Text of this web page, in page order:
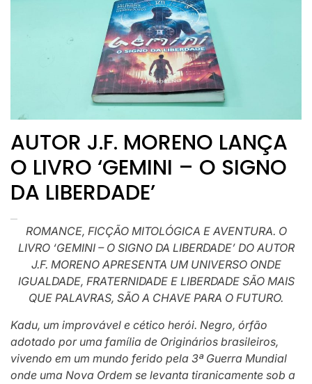
AUTOR J.F. MORENO LANÇA
O LIVRO ‘GEMINI – O SIGNO
DA LIBERDADE’
ROMANCE, FICÇÃO MITOLÓGICA E AVENTURA. O
LIVRO ‘GEMINI – O SIGNO DA LIBERDADE’ DO AUTOR
J.F. MORENO APRESENTA UM UNIVERSO ONDE
IGUALDADE, FRATERNIDADE E LIBERDADE SÃO MAIS
QUE PALAVRAS, SÃO A CHAVE PARA O FUTURO.
Kadu, um improvável e cético herói. Negro, órfão
adotado por uma família de Originários brasileiros,
vivendo em um mundo ferido pela 3ª Guerra Mundial
onde uma Nova Ordem se levanta tiranicamente sob a